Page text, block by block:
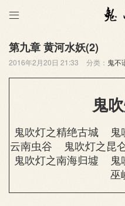

第九章 黄河水妖(2)
2016年2月20日 21:33 分类： 鬼不
鬼
鬼吹灯之精绝古城
云南虫谷
鬼吹灯之昆
鬼吹灯之南海归墟
巫